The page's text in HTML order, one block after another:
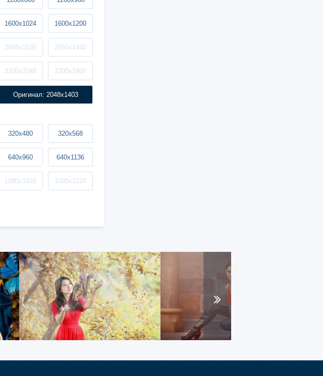
1600x1024 1600x1200
2048x1536 2560x1440
3200x2048 3200x2400
Оригинал: 2048x1403
320x480 320x568
640x960 640x1136
1080x1920 1080x2220